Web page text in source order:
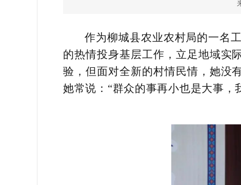
作为柳城县农业农村局的一名
的热情投身基层工作，立足地域实
验，但面对全新的村情民情，她没
她常说：“群众的事再小也是大事，